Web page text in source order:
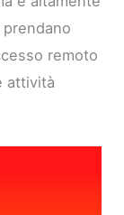
remoto
attività